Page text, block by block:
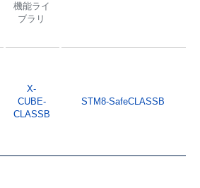
機能ライ
ブラリ
X-
CUBE-
CLASSB
STM8-SafeCLASSB